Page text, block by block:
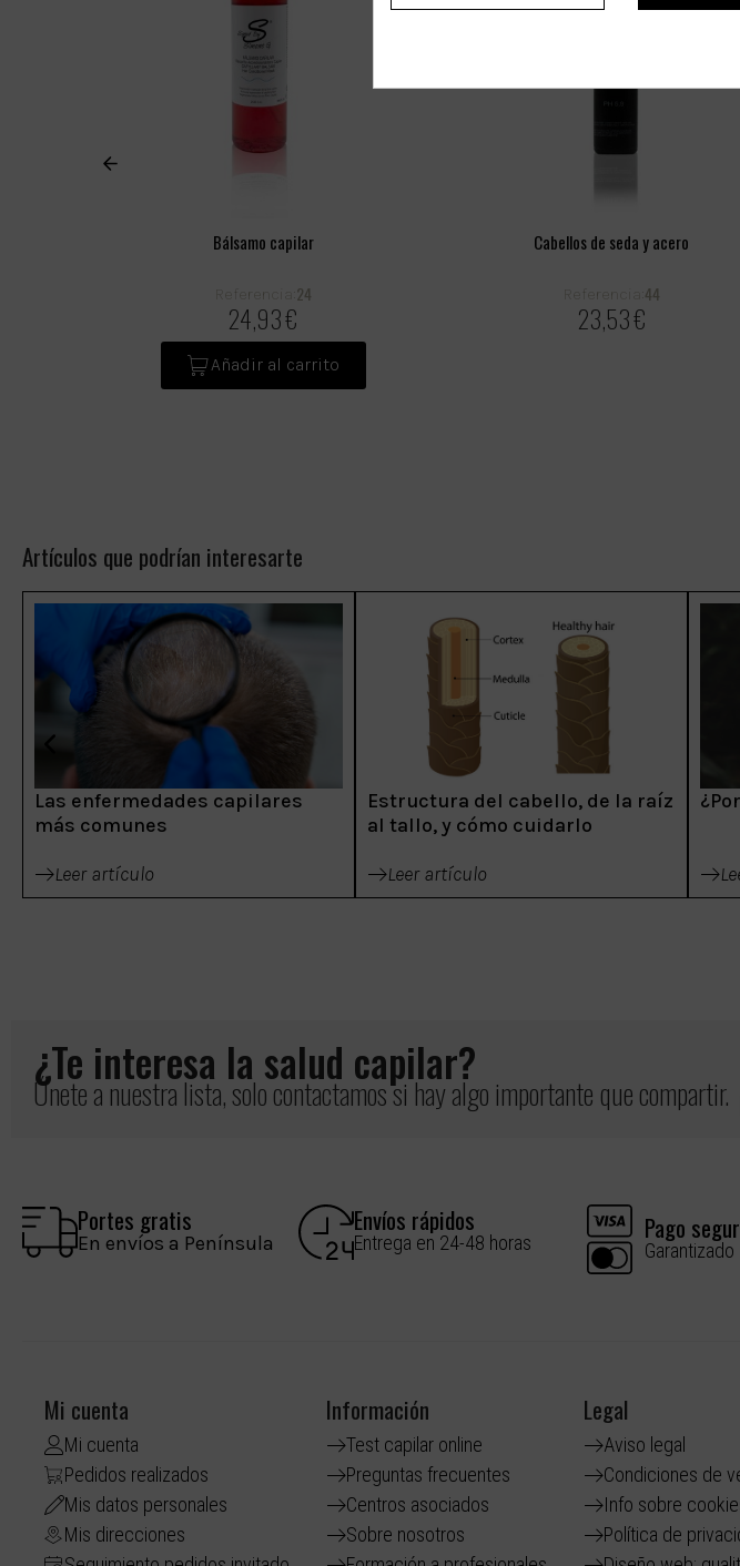
Bálsamo capilar
Referencia: 24
24,93 €
Añadir al carrito
Cabellos de seda y acero
Referencia: 44
23,53 €
Artículos que podrían interesarte
Las enfermedades capilares
más comunes
Leer artículo
Estructura del cabello, de la raíz
al tallo, y cómo cuidarlo
Leer artículo
¿Te interesa la salud capilar?
Únete a nuestra lista, solo contactamos si hay algo importante que compartir.
Portes gratis
En envíos a Península
Envíos rápidos
Entrega en 24-48 horas Pago
Garantizado
Mi cuenta
Mi cuenta
Pedidos realizados
Mis datos personales
Mis direcciones
Información
Test capilar online
Preguntas frecuentes
Centros asociados
Sobre nosotros
Legal
Aviso legal
Condiciones de
Info sobre
Política de